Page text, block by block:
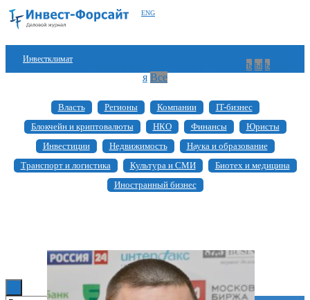
ENG
Инвестклимат
Инвестиции
Блокчейн
Стартапы
а б в г д е ж ъ ы ь
я Все
Власть Регионы Компании
IT-бизнес
Блокчейн и криптовалюты
НКО Финансы
Юристы
Инвестиции
Недвижимость
Наука и образование
Транспорт и логистика
Культура и СМИ
Биотех и медицина
Иностранный бизнес